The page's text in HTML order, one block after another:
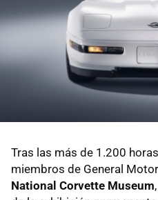
Tras las más de 1.200
miembros de General
National Corvette Museum